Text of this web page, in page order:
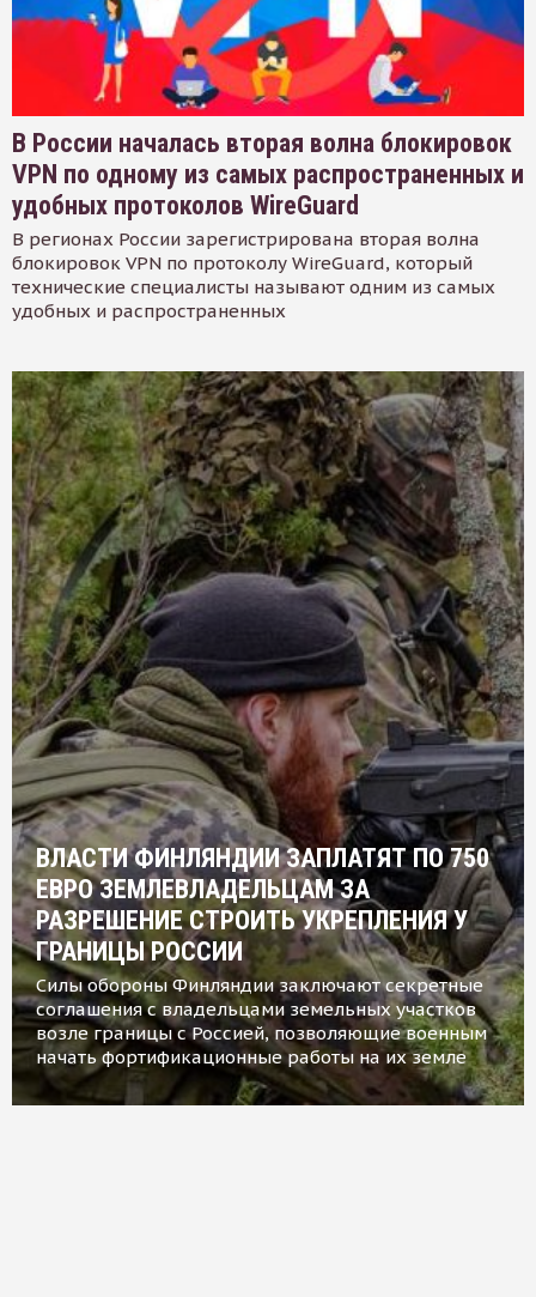
В России началась вторая волна блокировок
VPN по одному из самых распространенных и
удобных протоколов WireGuard
В регионах России зарегистрирована вторая волна
блокировок VPN по протоколу WireGuard, который
технические специалисты называют одним из самых
удобных и распространенных
ВЛАСТИ ФИНЛЯНДИИ ЗАПЛАТЯТ ПО 750
ЕВРО ЗЕМЛЕВЛАДЕЛЬЦАМ ЗА
РАЗРЕШЕНИЕ СТРОИТЬ УКРЕПЛЕНИЯ У
ГРАНИЦЫ РОССИИ
Силы обороны Финляндии заключают секретные
соглашения с владельцами земельных участков
возле границы с Россией, позволяющие военным
начать фортификационные работы на их земле